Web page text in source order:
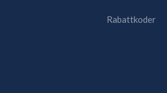
Rabattkoder